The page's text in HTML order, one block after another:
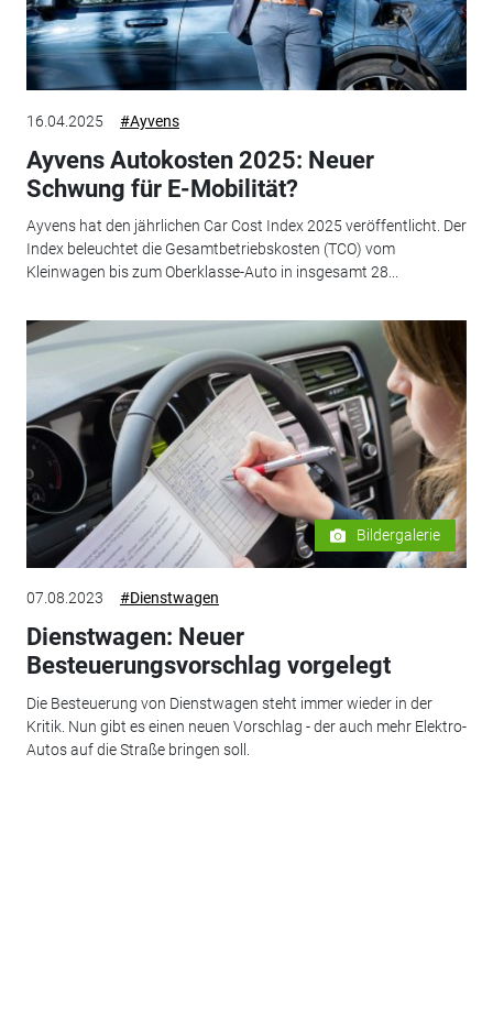
16.04.2025 #Ayvens
Ayvens Autokosten 2025: Neuer
Schwung für E-Mobilität?
Ayvens hat den jährlichen Car Cost Index 2025 veröffentlicht. Der
Index beleuchtet die Gesamtbetriebskosten (TCO) vom
Kleinwagen bis zum Oberklasse-Auto in insgesamt 28...
Bildergalerie
07.08.2023 #Dienstwagen
Dienstwagen: Neuer
Besteuerungsvorschlag vorgelegt
Die Besteuerung von Dienstwagen steht immer wieder in der
Kritik. Nun gibt es einen neuen Vorschlag - der auch mehr Elektro-
Autos auf die Straße bringen soll.